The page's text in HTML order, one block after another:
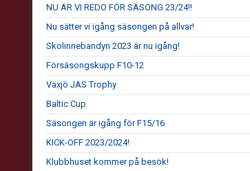
NU ÄR VI REDO FÖR SÄSONG 23/24!!
Nu sätter vi igång säsongen på allvar!
Skolinnebandyn 2023 är nu igång!
Försäsongskupp F10-12
Växjö JAS Trophy
Baltic Cup
Säsongen är igång för F15/16
KICK-OFF 2023/2024!
Klubbhuset kommer på besök!